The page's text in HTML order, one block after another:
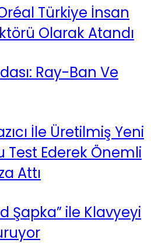
Türkiye İnsan
Olarak Atandı
Ray-Ban Ve
İle Üretilmiş Yeni
Test Ederek Önemli
Attı
Şapka” ile Klavyeyi